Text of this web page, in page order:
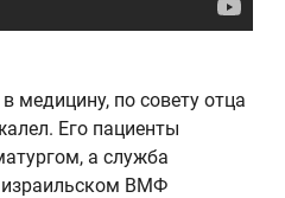
медицину, по совету отца
Его пациенты
а служба
ВМФ